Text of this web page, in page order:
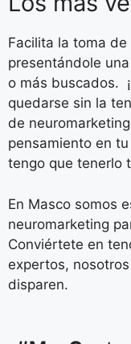
Facilita la toma
presentándole
o más buscados.
quedarse sin la
de
pensamiento en
tengo que tenerlo
En Masco somos
neuromarketing
Conviértete en
expertos,
disparen.